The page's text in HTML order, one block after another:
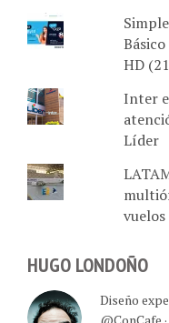
HD
Inter
Líder
HUGO LONDOÑO
Diseño